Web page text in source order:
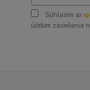
Súhlasím so
účelom zasielania